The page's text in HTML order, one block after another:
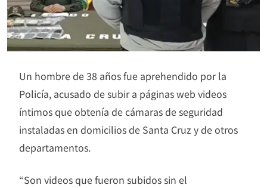
Un hombre de 38 años fue aprehendido por la
Policía, acusado de subir a páginas web videos
íntimos que obtenía de cámaras de seguridad
instaladas en domicilios de Santa Cruz y de otros
departamentos.
“Son videos que fueron subidos sin el